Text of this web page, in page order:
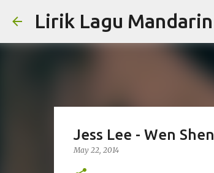
Lirik Lagu Mandarin
Jess Lee - Wen Shen
May 22, 2014